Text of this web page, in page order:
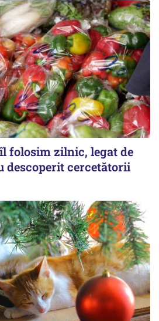
folosim zilnic, legat de
descoperit cercetătorii